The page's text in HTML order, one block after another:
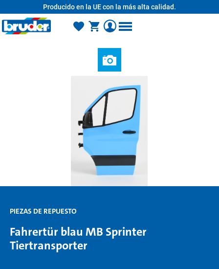
Producido en la UE con la más alta calidad.
PIEZAS DE REPUESTO
Fahrertür blau MB Sprinter
Tiertransporter